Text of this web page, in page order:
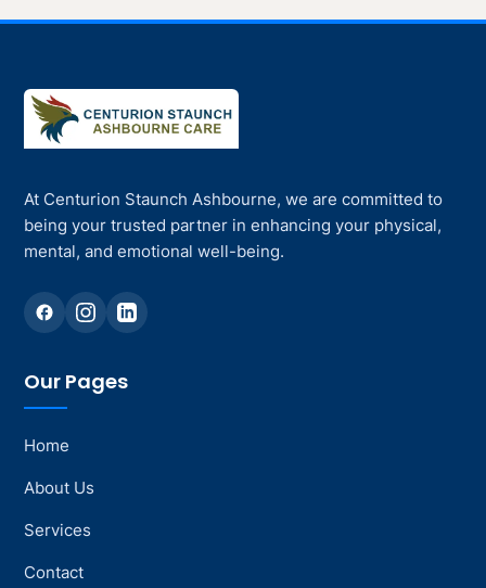
At Centurion Staunch Ashbourne, we are committed to
being your trusted partner in enhancing your physical,
mental, and emotional well-being.
Our Pages
Home
About Us
Services
Contact